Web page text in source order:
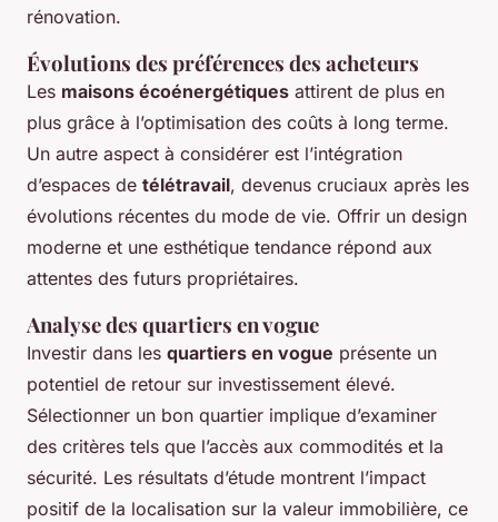
rénovation.
Évolutions des préférences des acheteurs
Les maisons écoénergétiques attirent de plus en
plus grâce à l’optimisation des coûts à long terme.
Un autre aspect à considérer est l’intégration
d’espaces de télétravail, devenus cruciaux après les
évolutions récentes du mode de vie. Offrir un design
moderne et une esthétique tendance répond aux
attentes des futurs propriétaires.
Analyse des quartiers en vogue
Investir dans les quartiers en vogue présente un
potentiel de retour sur investissement élevé.
Sélectionner un bon quartier implique d’examiner
des critères tels que l’accès aux commodités et la
sécurité. Les résultats d’étude montrent l’impact
positif de la localisation sur la valeur immobilière, ce